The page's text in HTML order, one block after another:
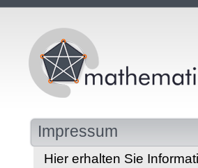
Impressum
Hier erhalten Sie